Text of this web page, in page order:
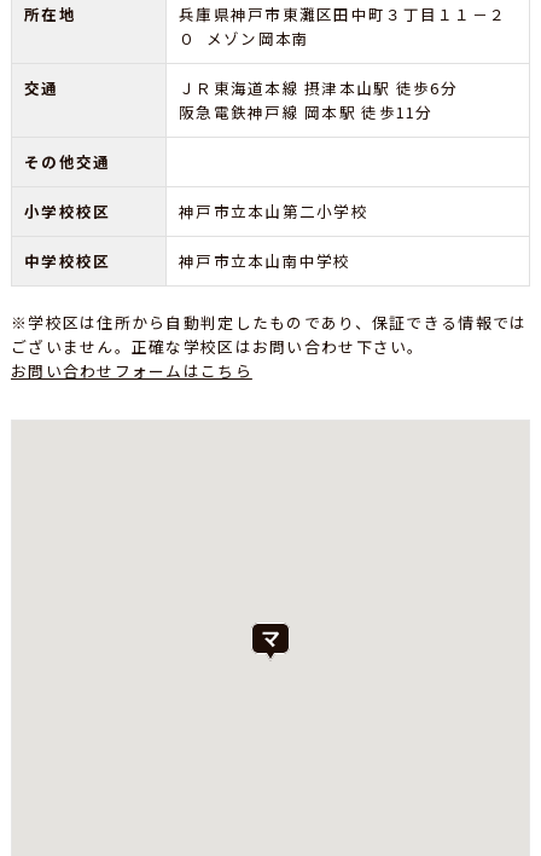
所在地
兵庫県神戸市東灘区田中町３丁目１１－２
０ メゾン岡本南
交通
ＪＲ東海道本線 摂津本山駅 徒歩6分
阪急電鉄神戸線 岡本駅 徒歩11分
その他交通
小学校校区 神戸市立本山第二小学校
中学校校区 神戸市立本山南中学校
※学校区は住所から自動判定したものであり、保証できる情報では
ございません。正確な学校区はお問い合わせ下さい。
お問い合わせフォームはこちら